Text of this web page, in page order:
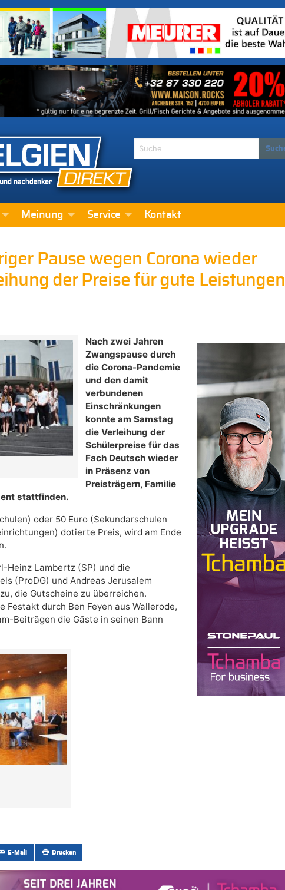
Meinung Service Kontakt
Pause wegen Corona wieder
der Preise für gute Leistungen
Nach zwei Jahren
Zwangspause durch
die Corona-Pandemie
und den damit
verbundenen
Einschränkungen
konnte am Samstag
die Verleihung der
Schülerpreise für das
Fach Deutsch wieder
in Präsenz von
Preisträgern, Familie
stattfinden.
oder 50 Euro (Sekundarschulen
dotierte Preis, wird am Ende
Heinz Lambertz (SP) und die
(ProDG) und Andreas Jerusalem
die Gutscheine zu überreichen.
Festakt durch Ben Feyen aus Wallerode,
Beiträgen die Gäste in seinen Bann
E-Mail Drucken